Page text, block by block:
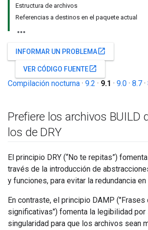
Estructura de archivos
Referencias a destinos en el paquete actual
INFORMAR UN PROBLEMAopen_in_new
VER CÓDIGO FUENTEopen_in_new
Compilación nocturna · 9.2 · 9.1 · 9.0 · 8.7 ·
Prefiere los archivos BUILD
los de DRY
El principio DRY (“No te repitas”)
través de la introducción de
y funciones, para evitar la redundancia
En contraste, el principio DAMP
significativas") fomenta la legibilidad por
singularidad para que los archivos sean